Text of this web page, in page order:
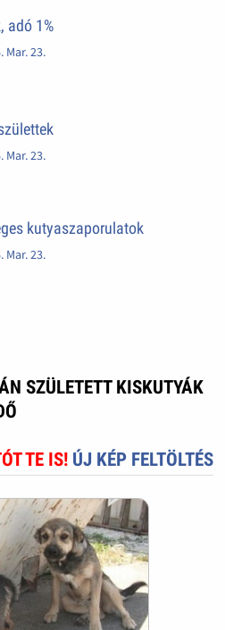
adó 1%
Mar. 23.
Mar. 23.
kutyaszaporulatok
Mar. 23.
SZÜLETETT KISKUTYÁK
TE IS! ÚJ KÉP FELTÖLTÉS